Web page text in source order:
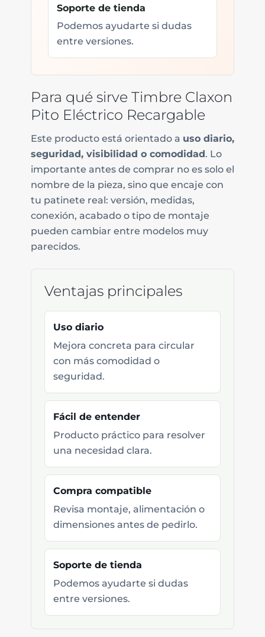
Soporte de tienda
Podemos ayudarte si dudas
entre versiones.
Para qué sirve Timbre Claxon
Pito Eléctrico Recargable
Este producto está orientado a uso diario,
seguridad, visibilidad o comodidad. Lo
importante antes de comprar no es solo el
nombre de la pieza, sino que encaje con
tu patinete real: versión, medidas,
conexión, acabado o tipo de montaje
pueden cambiar entre modelos muy
parecidos.
Ventajas principales
Uso diario
Mejora concreta para circular
con más comodidad o
seguridad.
Fácil de entender
Producto práctico para resolver
una necesidad clara.
Compra compatible
Revisa montaje, alimentación o
dimensiones antes de pedirlo.
Soporte de tienda
Podemos ayudarte si dudas
entre versiones.